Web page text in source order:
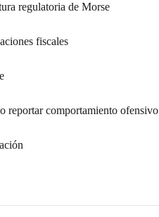
regulatoria de Morse
fiscales
reportar comportamiento ofensivo